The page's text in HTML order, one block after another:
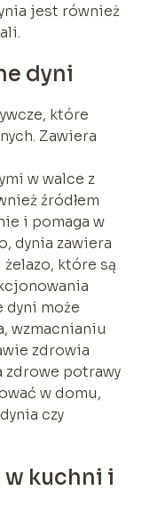
jest również
dyni
które
Zawiera
w walce z
źródłem
i pomaga w
dynia zawiera
żelazo, które są
dyni może
wzmacnianiu
zdrowia
zdrowe potrawy
w domu,
czy
w kuchni i